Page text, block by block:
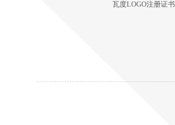
瓦度LOGO注册证书